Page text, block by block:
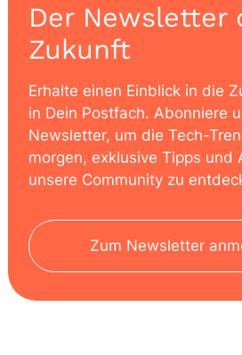
Der Newsletter
Zukunft
Erhalte einen Einblick in die
in Dein Postfach. Abonniere
Newsletter, um die Tech-
morgen, exklusive Tipps und
unsere Community zu
Zum Newsletter